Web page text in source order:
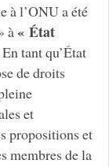
à l’ONU a été
à« État
tant qu’État
de droits
et
propositions et
membres de la